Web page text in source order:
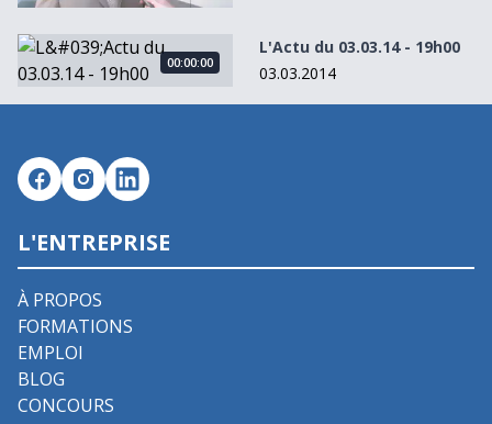
L&#039;Actu du 03.03.14 - 19h00
00:00:00
L'Actu du 03.03.14 - 19h00
03.03.2014
L'ENTREPRISE
À PROPOS
FORMATIONS
EMPLOI
BLOG
CONCOURS